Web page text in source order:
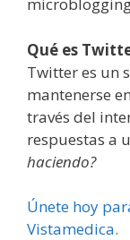
Qué es
Twitter es un
mantenerse
través del
respuestas a
haciendo?
Únete hoy
Vistamedica.